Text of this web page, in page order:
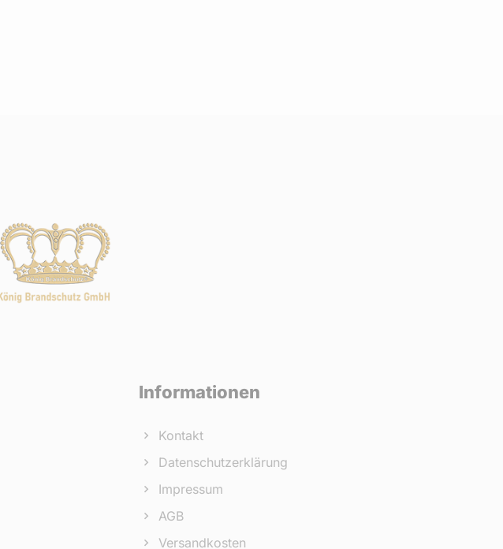
Informationen
Kontakt
Datenschutzerklärung
Impressum
AGB
Versandkosten